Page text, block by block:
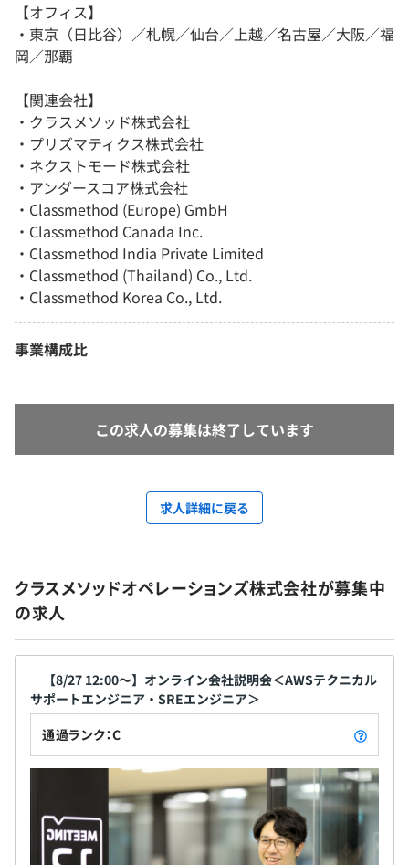
【オフィス】
・東京（日比谷）／札幌／仙台／上越／名古屋／大阪／福
岡／那覇
【関連会社】
・クラスメソッド株式会社
・プリズマティクス株式会社
・ネクストモード株式会社
・アンダースコア株式会社
・Classmethod (Europe) GmbH
・Classmethod Canada Inc.
・Classmethod India Private Limited
・Classmethod (Thailand) Co., Ltd.
・Classmethod Korea Co., Ltd.
事業構成比
この求人の募集は終了しています
求人詳細に戻る
クラスメソッドオペレーションズ株式会社が募集中
の求人
【8/27 12:00～】オンライン会社説明会＜AWSテクニカル
サポートエンジニア・SREエンジニア＞
通過ランク：C